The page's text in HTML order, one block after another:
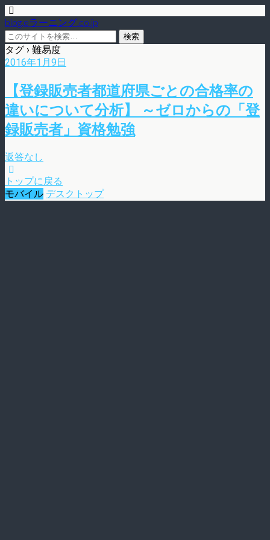
blog.eラーニング.co.jp
タグ › 難易度
2016年1月9日
【登録販売者都道府県ごとの合格率の
違いについて分析】 ～ゼロからの「登
録販売者」資格勉強
返答なし
トップに戻る
モバイル デスクトップ